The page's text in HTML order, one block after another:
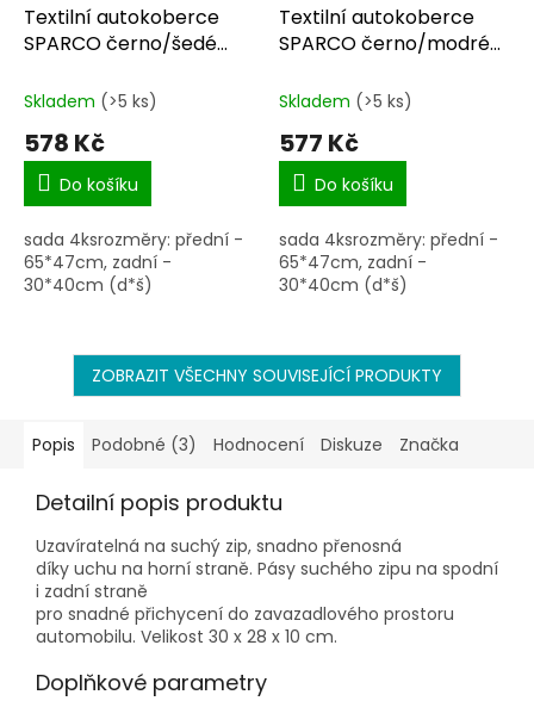
Textilní autokoberce
SPARCO černo/šedé
Skladem (>5 ks)
578 Kč
Do košíku
sada 4ksrozměry: přední -
65*47cm, zadní -
30*40cm (d*š)
Textilní autokoberce
SPARCO černo/modré
Skladem (>5 ks)
577 Kč
Do košíku
sada 4ksrozměry: přední -
65*47cm, zadní -
30*40cm (d*š)
ZOBRAZIT VŠECHNY SOUVISEJÍCÍ PRODUKTY
Popis Podobné (3) Hodnocení Diskuze Značka
Detailní popis produktu
Uzavíratelná na suchý zip, snadno přenosná
díky uchu na horní straně. Pásy suchého zipu na spodní
i zadní straně
pro snadné přichycení do zavazadlového prostoru
automobilu. Velikost 30 x 28 x 10 cm.
Doplňkové parametry